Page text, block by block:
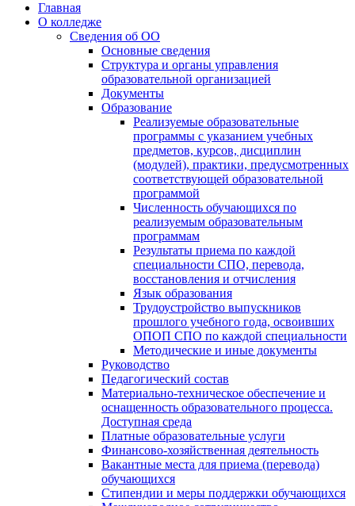
Главная
О колледже
Сведения об ОО
Основные сведения
Структура и органы управления
образовательной организацией
Документы
Образование
Реализуемые образовательные
программы с указанием учебных
предметов, курсов, дисциплин
(модулей), практики, предусмотренных
соответствующей образовательной
программой
Численность обучающихся по
реализуемым образовательным
программам
Результаты приема по каждой
специальности СПО, перевода,
восстановления и отчисления
Язык образования
Трудоустройство выпускников
прошлого учебного года, освоивших
ОПОП СПО по каждой специальности
Методические и иные документы
Руководство
Педагогический состав
Материально-техническое обеспечение и
оснащенность образовательного процесса.
Доступная среда
Платные образовательные услуги
Финансово-хозяйственная деятельность
Вакантные места для приема (перевода)
обучающихся
Стипендии и меры поддержки обучающихся